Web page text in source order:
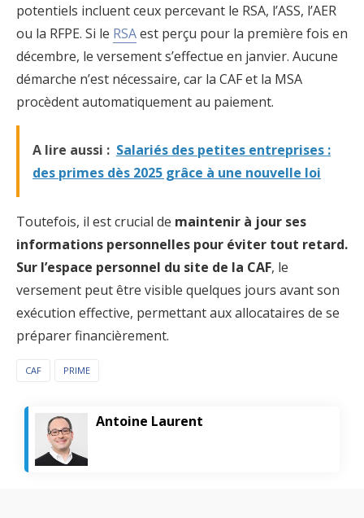
potentiels incluent ceux percevant le RSA, l’ASS, l’AER
ou la RFPE. Si le RSAest perçu pour la première fois en
décembre, le versement s’effectue en janvier. Aucune
démarche n’est nécessaire, car la CAF et la MSA
procèdent automatiquement au paiement.
A lire aussi : Salariés des petites entreprises :
des primes dès 2025 grâce à une nouvelle loi
Toutefois, il est crucial de maintenir à jour ses
informations personnelles pour éviter tout retard.
Sur l’espace personnel du site de la CAF, le
versement peut être visible quelques jours avant son
exécution effective, permettant aux allocataires de se
préparer financièrement.
CAF PRIME
Antoine Laurent